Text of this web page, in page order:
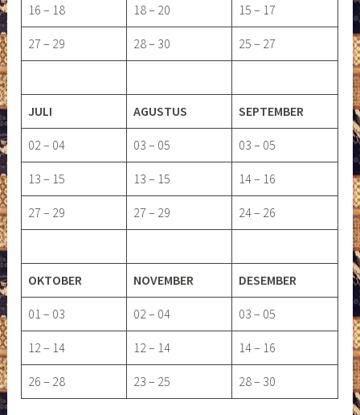
16 – 18 18 – 20 15 – 17
27 – 29 28 – 30 25 – 27
JULI AGUSTUS SEPTEMBER
02 – 04 03 – 05 03 – 05
13 – 15 13 – 15 14 – 16
27 – 29 27 – 29 24 – 26
OKTOBER NOVEMBER DESEMBER
01 – 03 02 – 04 03 – 05
12 – 14 12 – 14 14 – 16
26 – 28 23 – 25 28 – 30